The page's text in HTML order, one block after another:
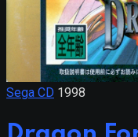
Sega CD 1998